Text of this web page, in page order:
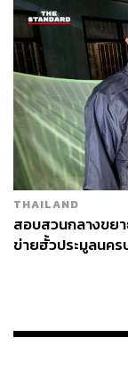
THAILAND
สอบสวนกลางขย
ข่ายฮั้วประมูลนค